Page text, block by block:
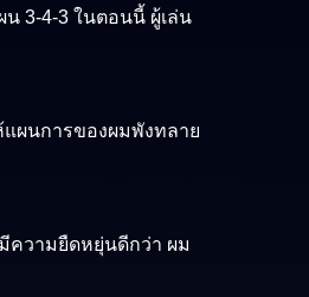
3-4-3 ในตอนนี้ ผู้เล่น
ผนการของผมพังทลาย
ความยืดหยุ่นดีกว่า ผม